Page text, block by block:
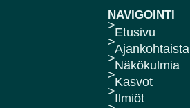
NAVIGOINTI
Etusivu
Ajankohtaista
Näkökulmia
Kasvot
Ilmiöt